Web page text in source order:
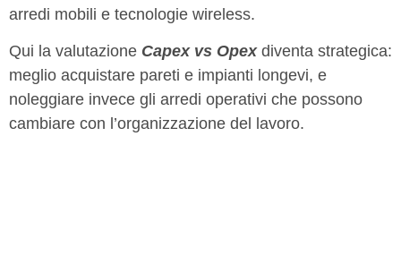
arredi mobili e tecnologie wireless.
Qui la valutazione Capex vs Opexdiventa strategica:
meglio acquistare pareti e impianti longevi, e
noleggiare invece gli arredi operativi che possono
cambiare con l’organizzazione del lavoro.